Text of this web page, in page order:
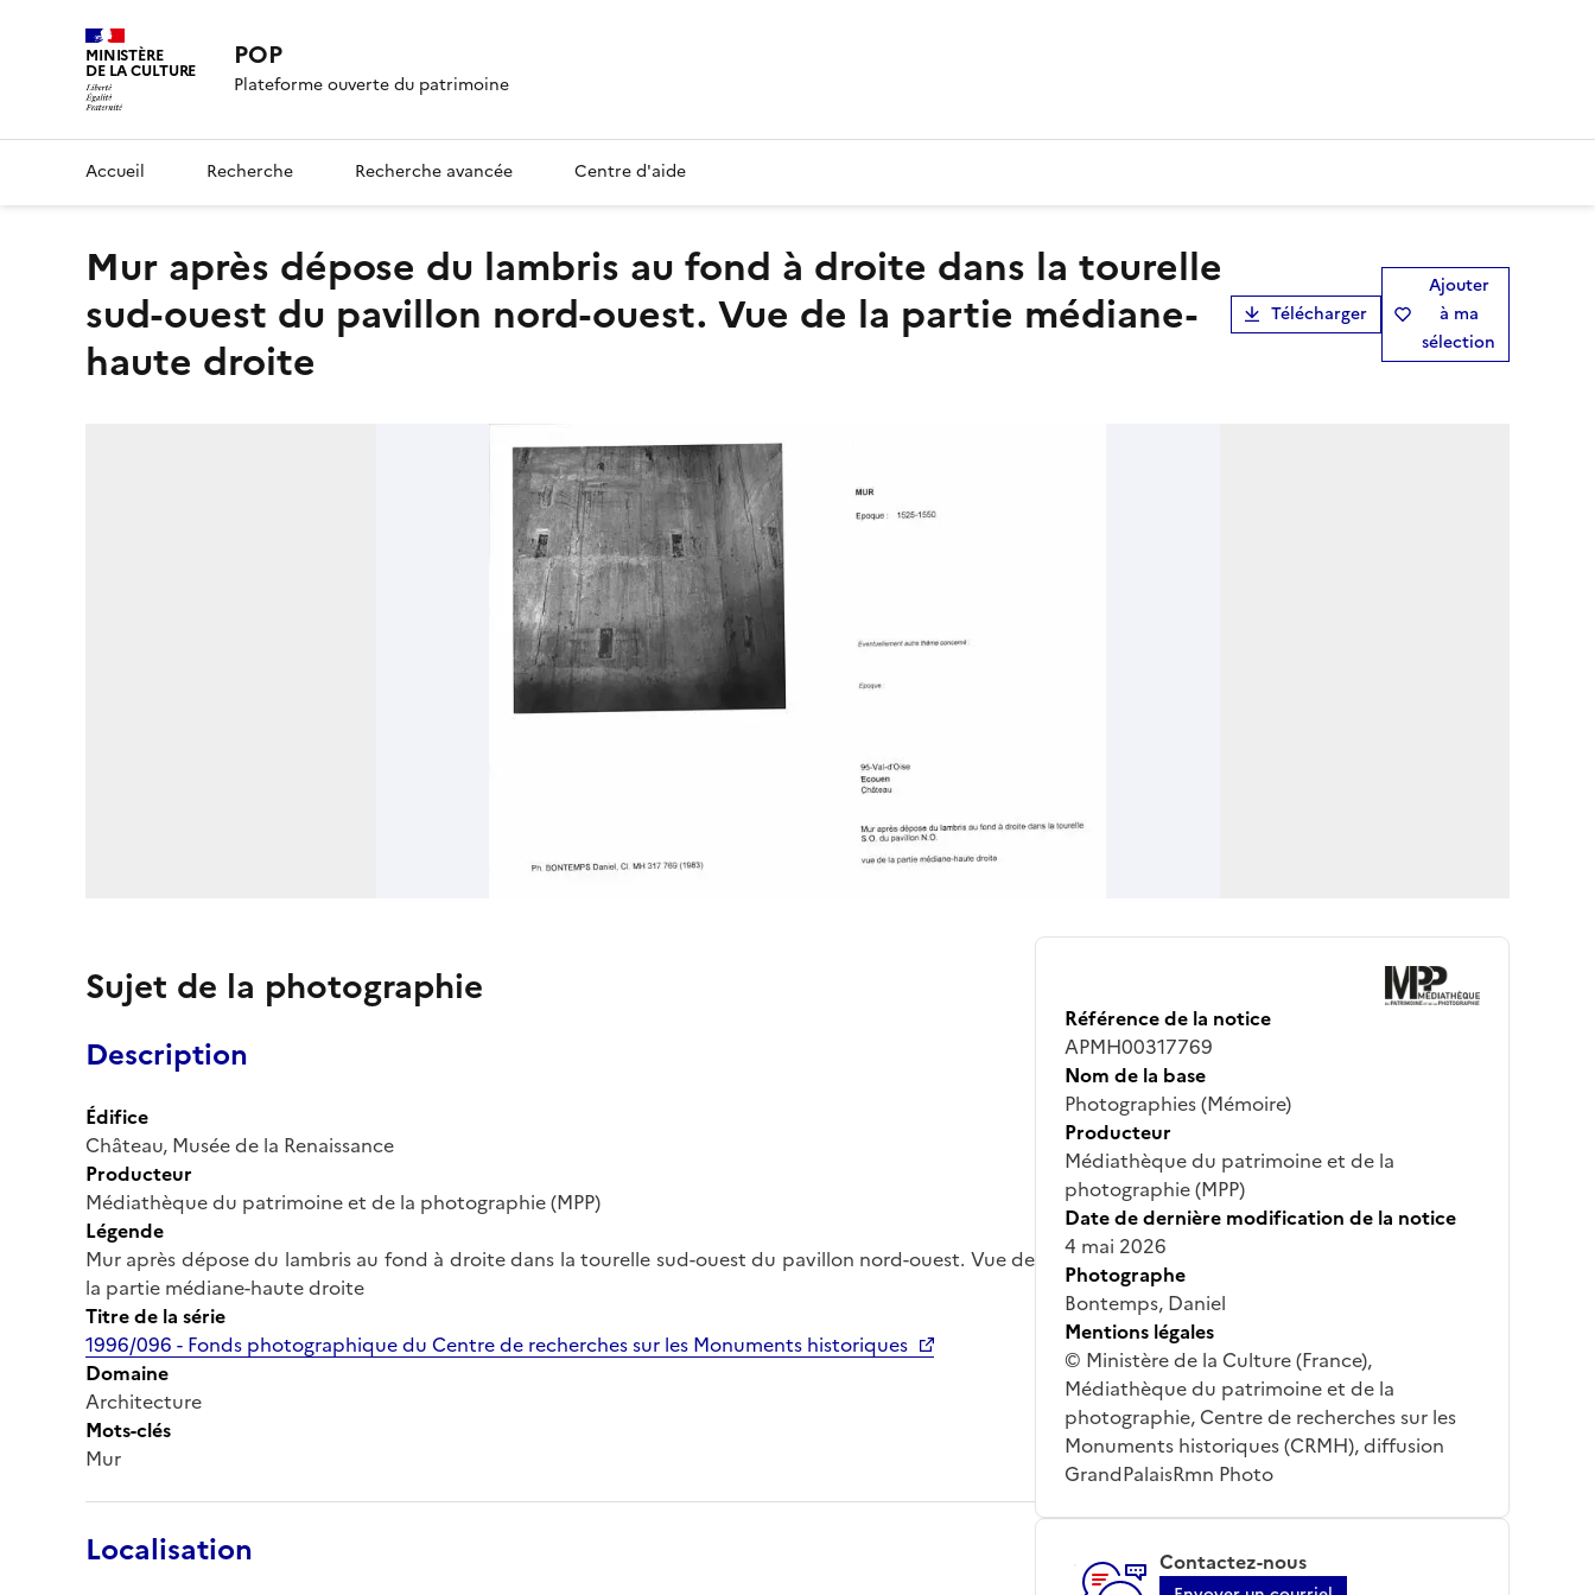
MINISTÈRE
DE LA CULTURE POP
Plateforme ouverte du patrimoine
Accueil Recherche Recherche avancée Centre d'aide
Mur après dépose du lambris au fond à droite dans la tourelle
sud-ouest du pavillon nord-ouest. Vue de la partie médiane-
haute droite
Télécharger
Ajouter
à ma
sélection
Sujet de la photographie
Description
Édifice
Château, Musée de la Renaissance
Producteur
Médiathèque du patrimoine et de la photographie (MPP)
Légende
Mur après dépose du lambris au fond à droite dans la tourelle sud-ouest du pavillon nord-ouest. Vue de
la partie médiane-haute droite
Titre de la série
1996/096 - Fonds photographique du Centre de recherches sur les Monuments historiques
Domaine
Architecture
Mots-clés
Mur
Localisation
Référence de la notice
APMH00317769
Nom de la base
Photographies (Mémoire)
Producteur
Médiathèque du patrimoine et de la
photographie (MPP)
Date de dernière modification de la notice
4 mai 2026
Photographe
Bontemps, Daniel
Mentions légales
© Ministère de la Culture (France),
Médiathèque du patrimoine et de la
photographie, Centre de recherches sur les
Monuments historiques (CRMH), diffusion
GrandPalaisRmn Photo
Contactez-nous